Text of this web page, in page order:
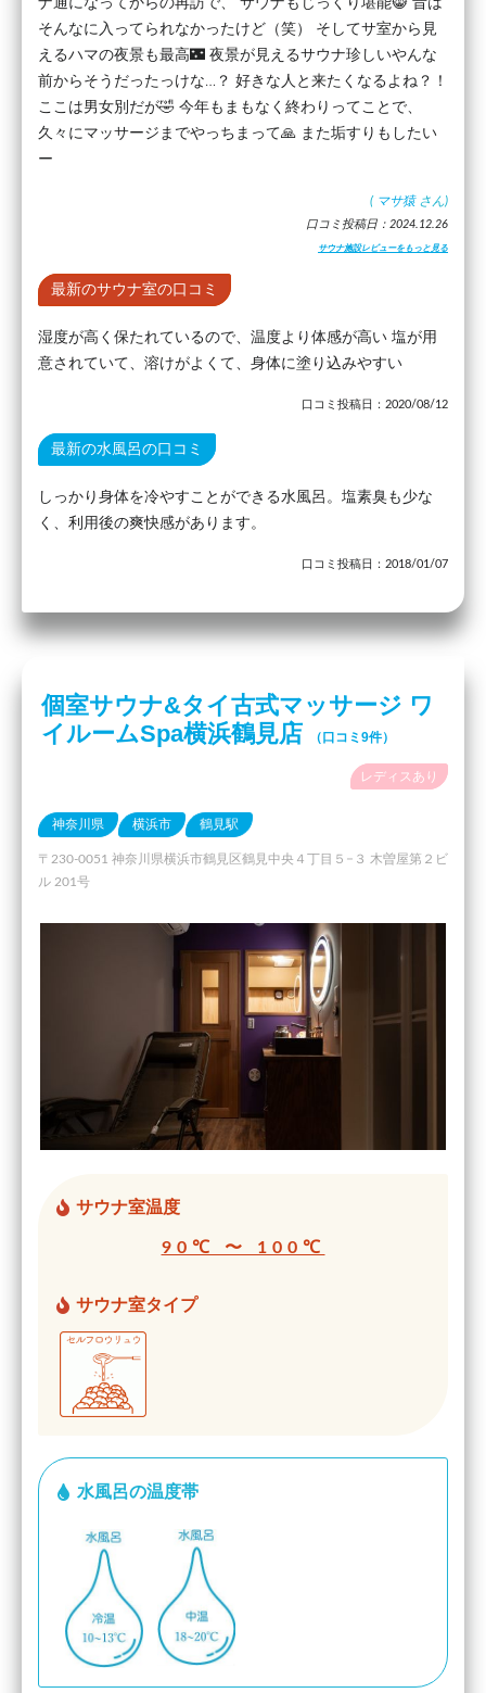
そんなに入ってられなかったけど（笑） そしてサ室から見
えるハマの夜景も最高🌃 夜景が見えるサウナ珍しいやんな
前からそうだったっけな…？ 好きな人と来たくなるよね？！
ここは男女別だが🤣 今年もまもなく終わりってことで、
久々にマッサージまでやっちまって🙏 また垢すりもしたい
ー
( マサ猿 さん)
口コミ投稿日：2024.12.26
サウナ施設レビューをもっと見る
最新のサウナ室の口コミ
湿度が高く保たれているので、温度より体感が高い 塩が用
意されていて、溶けがよくて、身体に塗り込みやすい
口コミ投稿日：2020/08/12
最新の水風呂の口コミ
しっかり身体を冷やすことができる水風呂。塩素臭も少な
く、利用後の爽快感があります。
口コミ投稿日：2018/01/07
個室サウナ&タイ古式マッサージ ワ
イルームSpa横浜鶴見店
（口コミ9件）
レディスあり
神奈川県 横浜市 鶴見駅
〒230-0051 神奈川県横浜市鶴見区鶴見中央４丁目５−３ 木曽屋第２ビ
ル 201号
サウナ室温度
90℃ 〜 100℃
サウナ室タイプ
水風呂の温度帯